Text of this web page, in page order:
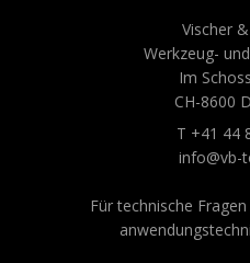
Vischer
Werkzeug-
Im
CH-8600
T +41 44
info@vb-
Für technische